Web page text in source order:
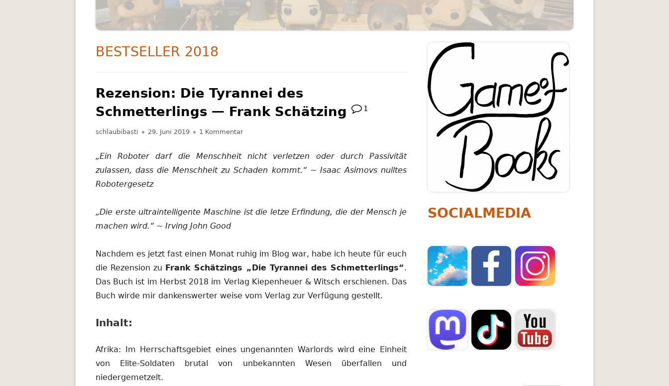
RATGEBER PERSÖNLICHKEITSENTWICKLUNG
THRILLER
SCHLAGWORT:
BESTSELLER 2018
Rezension: Die Tyrannei des
Schmetterlings — Frank Schätzing
1
Autor
schlaubibasti
Veröffentlicht
29. Juni 2019 1 Kommentarzu Rezension: Die Tyrannei des Schmetterlings — Frank Schätzing
„Ein Roboter darf die Menschheit nicht verletzen oder durch Passivität
zulassen, dass die Menschheit zu Schaden kommt.“ ~ Isaac Asimovs nulltes
Robotergesetz
„Die erste ultraintelligente Maschine ist die letze Erfindung, die der Mensch je
machen wird.“ ~ Irving John Good
Nachdem es jetzt fast einen Monat ruhig im Blog war, habe ich heute für euch
die Rezension zu Frank Schätzings „Die Tyrannei des Schmetterlings“.
Das Buch ist im Herbst 2018 im Verlag Kiepenheuer & Witsch erschienen. Das
Buch wirde mir dankenswerter weise vom Verlag zur Verfügung gestellt.
Inhalt:
Afrika: Im Herrschaftsgebiet eines ungenannten Warlords wird eine Einheit
von Elite-Soldaten brutal von unbekannten Wesen überfallen und
niedergemetzelt.
Haupt-
Seitenleiste
SOCIALMEDIA